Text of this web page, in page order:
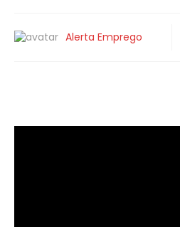
Alerta Emprego